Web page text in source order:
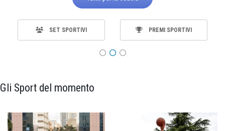
SET SPORTIVI PREMI SPORTIVI
Gli Sport del momento